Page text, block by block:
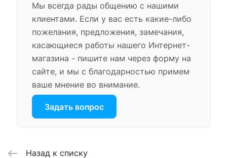
Мы всегда рады общению с нашими
клиентами. Если у вас есть какие-либо
пожелания, предложения, замечания,
касающиеся работы нашего Интернет-
магазина - пишите нам через форму на
сайте, и мы с благодарностью примем
ваше мнение во внимание.
Задать вопрос
Назад к списку